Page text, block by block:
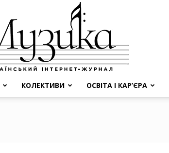
КОЛЕКТИВИ ОСВІТА І КАР’ЄРА